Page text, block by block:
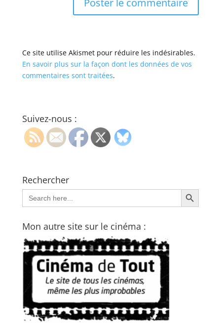
Ce site utilise Akismet pour réduire les indésirables.
En savoir plus sur la façon dont les données de vos
commentaires sont traitées.
Suivez-nous :
Rechercher
Search
for:
Search Button
Mon autre site sur le cinéma :